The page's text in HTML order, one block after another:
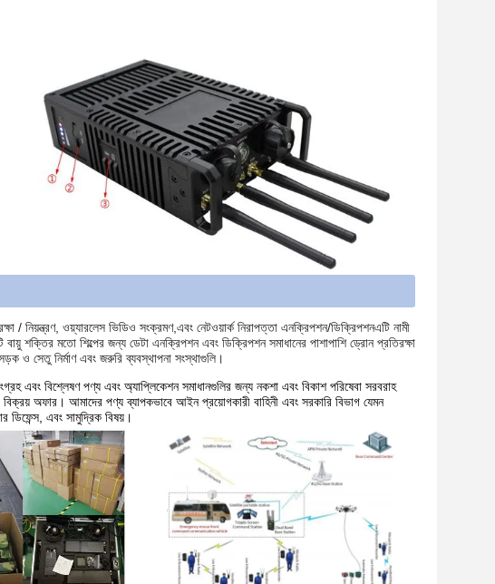
/ নিয়ন্ত্রণ, ওয়্যারলেস ভিডিও সংক্রমণ,এবং নেটওয়ার্ক নিরাপত্তা এনক্রিপশন/ডিক্রিপশনএটি নামী
বায়ু শক্তির মতো শিল্পের জন্য ডেটা এনক্রিপশন এবং ডিক্রিপশন সমাধানের পাশাপাশি ড্রোন প্রতিরক্ষা
ও সেতু নির্মাণ এবং জরুরি ব্যবস্থাপনা সংস্থাগুলি।
এবং বিশ্লেষণ পণ্য এবং অ্যাপ্লিকেশন সমাধানগুলির জন্য নকশা এবং বিকাশ পরিষেবা সরবরাহ
অফার। আমাদের পণ্য ব্যাপকভাবে আইন প্রয়োগকারী বাহিনী এবং সরকারি বিভাগ যেমন
ডিফেন্স, এবং সামুদ্রিক বিষয়।